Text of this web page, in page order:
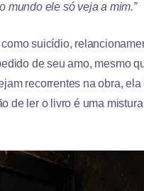
mundo ele só veja a mim.”
suicídio,
de seu amo, mesmo
recorrentes na obra,
de ler o livro é uma